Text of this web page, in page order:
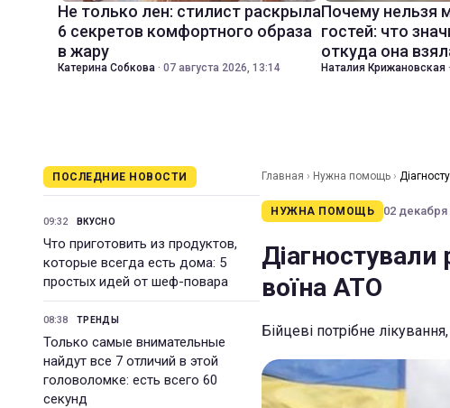
Не только лен: стилист раскрыла
6 секретов комфортного образа
в жару
Катерина Собкова · 07 августа 2026, 13:14
Почему нельзя
гостей: что
откуда она
Наталия Крижановская ·
ПОСЛЕДНИЕ НОВОСТИ
09:32 ВКУСНО
Что приготовить из продуктов,
которые всегда есть дома: 5
простых идей от шеф-повара
08:38 ТРЕНДЫ
Только самые внимательные
найдут все 7 отличий в этой
головоломке: есть всего 60
секунд
Главная › Нужна помощь ›
НУЖНА ПОМОЩЬ 02 декабря
Діагностували
воїна АТО
Бійцеві потрібне